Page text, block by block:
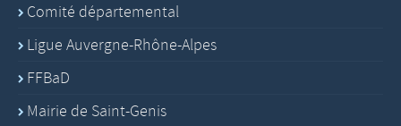
Comité départemental
Ligue Auvergne-Rhône-Alpes
FFBaD
Mairie de Saint-Genis